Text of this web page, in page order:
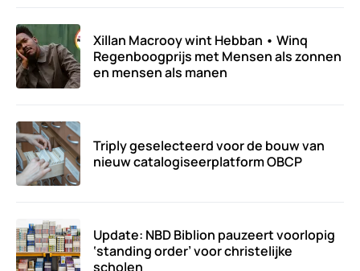
Xillan Macrooy wint Hebban • Winq
Regenboogprijs met Mensen als zonnen
en mensen als manen
Triply geselecteerd voor de bouw van
nieuw catalogiseerplatform OBCP
Update: NBD Biblion pauzeert voorlopig
‘standing order’ voor christelijke
scholen